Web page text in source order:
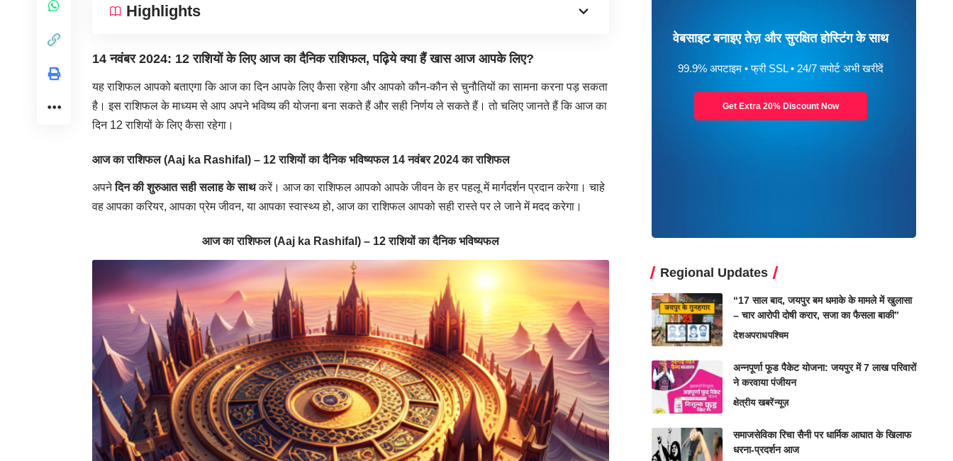
Highlights
14 नवंबर 2024: 12 राशियों के लिए आज का दैनिक राशिफल, पढ़िये क्या हैं खास आज आपके लिए?
यह राशिफल आपको बताएगा कि आज का दिन आपके लिए कैसा रहेगा और आपको कौन-कौन से चुनौतियों का सामना करना पड़ सकता
है। इस राशिफल के माध्यम से आप अपने भविष्य की योजना बना सकते हैं और सही निर्णय ले सकते हैं। तो चलिए जानते हैं कि आज का
दिन 12 राशियों के लिए कैसा रहेगा।
आज का राशिफल (Aaj ka Rashifal) – 12 राशियों का दैनिक भविष्यफल14 नवंबर 2024 का राशिफल
अपनेदिन की शुरुआत सही सलाह के साथकरें। आज काराशिफल आपको आपके जीवन के हर पहलू में मार्गदर्शन प्रदान करेगा। चाहे
वह आपका करियर, आपका प्रेम जीवन, या आपका स्वास्थ्य हो, आज का राशिफल आपको सही रास्ते पर ले जाने में मदद करेगा।
आज का राशिफल (Aaj ka Rashifal) – 12 राशियों का दैनिक भविष्यफल
वेबसाइट बनाइए तेज़ और सुरक्षित होस्टिंग के साथ
99.9% अपटाइम • फ्री SSL • 24/7 सपोर्ट अभी खरीदें
Get Extra 20% Discount Now
Regional Updates
“17 साल बाद, जयपुर बम धमाके के मामले में खुलासा
– चार आरोपी दोषी करार, सजा का फैसला बाकी”
देशअपराधपश्चिम
अन्नपूर्णा फूड पैकेट योजना: जयपुर में 7 लाख परिवारों
ने करवाया पंजीयन
क्षेत्रीय खबरेंन्यूज़
समाजसेविका रिचा सैनी पर धार्मिक आघात के खिलाफ
धरना-प्रदर्शन आज